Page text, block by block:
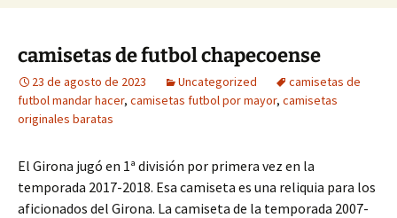
camisetas de futbol chapecoense
23 de agosto de 2023 Uncategorized
camisetas de
futbol mandar hacer, camisetas futbol por mayor, camisetas
originales baratas
El Girona jugó en 1ª división por primera vez en la
temporada 2017-2018. Esa camiseta es una reliquia para los
aficionados del Girona. La camiseta de la temporada 2007-